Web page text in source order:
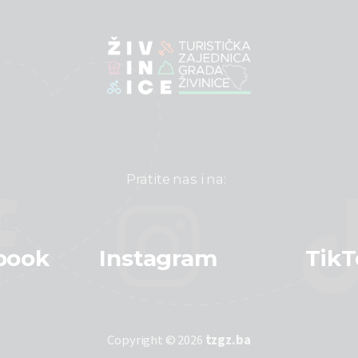
Pratite nas i na:
Instagram
Copyright © 2026 tzgz.ba